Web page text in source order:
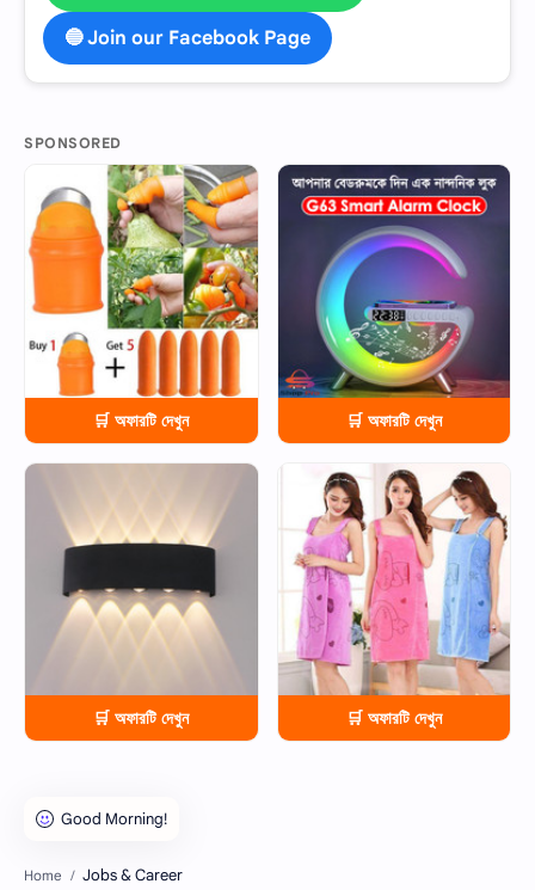
🔵 Join our Facebook Page
SPONSORED
HOT
🛒 অফারটি দেখুন
HOT
🛒 অফারটি দেখুন
🛒 অফারটি দেখুন
HOT
🛒 অফারটি দেখুন
Home Jobs & Career